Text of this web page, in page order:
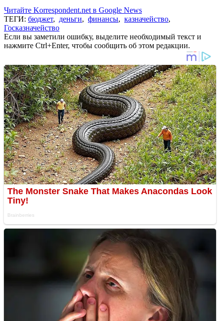
Читайте Korrespondent.net в Google News
ТЕГИ: бюджет, деньги, финансы, казначейство,
Госказначейство
Если вы заметили ошибку, выделите необходимый текст и
нажмите Ctrl+Enter, чтобы сообщить об этом редакции.